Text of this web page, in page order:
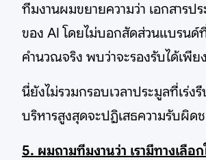
ทีมงานผมขยายความว่า เอกสารป
ของ AI โดยไม่บอกสัดส่วนแบรนด์
คำนวณจริง พบว่าจะรองรับได้เพีย
นี่ยังไม่รวมกรอบเวลาประมูลที่เร่
บริหารสูงสุดจะปฏิเสธความรับผิด
5. ผมถามทีมงานว่า เรามีทางเลื